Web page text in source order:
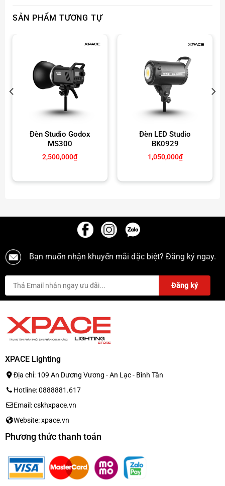
SẢN PHẨM TƯƠNG TỰ
Đèn Studio Godox
MS300
2,500,000₫
Đèn LED Studio
BK0929
1,050,000₫
Bạn muốn nhận khuyến mãi đặc biệt? Đăng ký ngay.
XPACE Lighting
Địa chỉ: 109 An Dương Vương - An Lạc - Bình Tân
Hotline: 0888881.617
Email: cskhxpace.vn
Website: xpace.vn
Phương thức thanh toán